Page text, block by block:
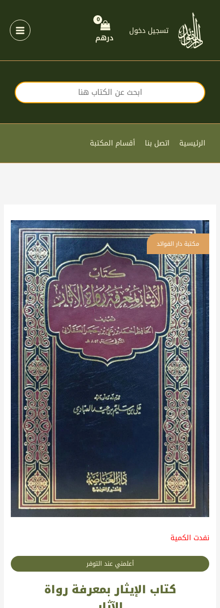
المحتوى
تسجيل دخول
درهم
الرئيسية اتصل بنا أقسام المكتبة
كتاب الإيثار بمعرفة رواة
نفدت الكمية
أعلمني عند التوفر